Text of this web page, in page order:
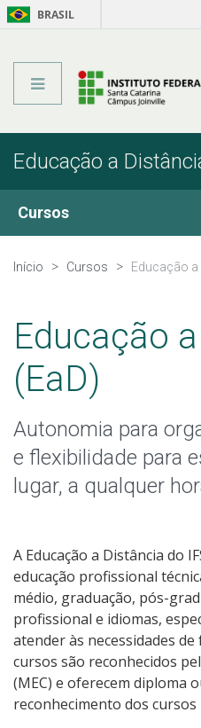
BRASIL
Educação a
Cursos
Técnicos Integrados
Técnicos Subsequentes
Qualificação Profissional e
Graduação
Especialização
Todos os cursos
Processo de
Início Cursos Educação
Educação
(EaD)
Autonomia para
e flexibilidade para
lugar, a qualquer
A Educação a Distância do
educação profissional
médio, graduação, pós-
profissional e idiomas,
atender às necessidades
cursos são reconhecidos
(MEC) e oferecem diploma
reconhecimento dos cursos